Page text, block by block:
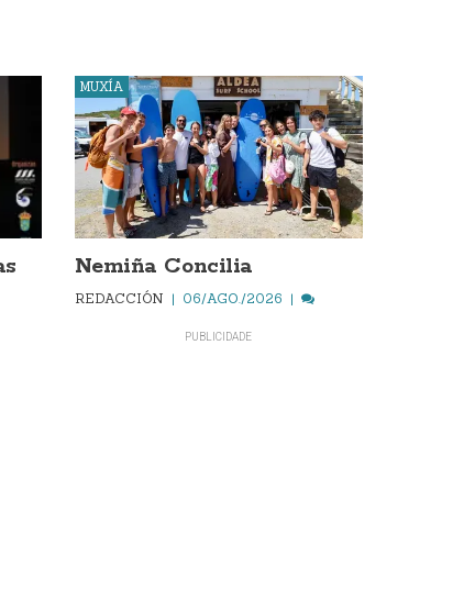
MUXÍA
Nemiña Concilia
REDACCIÓN 06/AGO./2026